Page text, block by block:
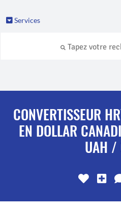
Services
CONVERTISSEUR
EN DOLLAR
UAH /